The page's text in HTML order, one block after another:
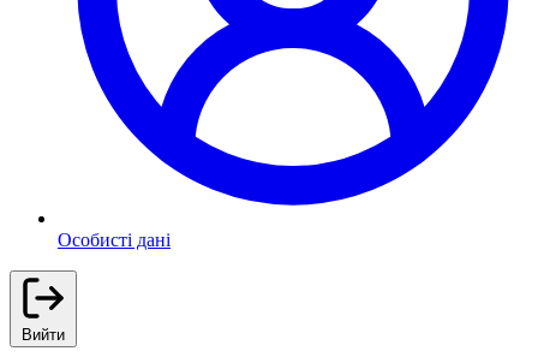
Особисті дані
Вийти